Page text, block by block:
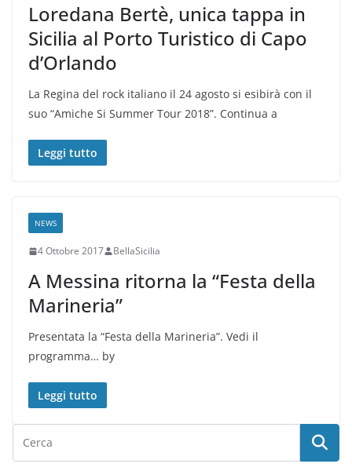
Loredana Bertè, unica tappa in
Sicilia al Porto Turistico di Capo
d’Orlando
La Regina del rock italiano il 24 agosto si esibirà con il
suo “Amiche Si Summer Tour 2018”. Continua a
Leggi tutto
NEWS
4 Ottobre 2017 BellaSicilia
A Messina ritorna la “Festa della
Marineria”
Presentata la “Festa della Marineria”. Vedi il
programma… by
Leggi tutto